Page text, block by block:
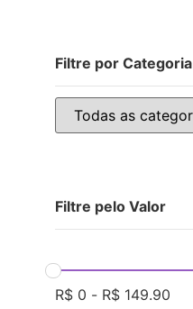
Filtre por Categoria
Filtre pelo Valor
R$ 0 - R$ 149.90